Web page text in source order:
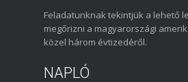
Feladatunknak tekintjük a lehető
megőrizni a magyarországi
közel három évtizedéről.
NAPLÓ